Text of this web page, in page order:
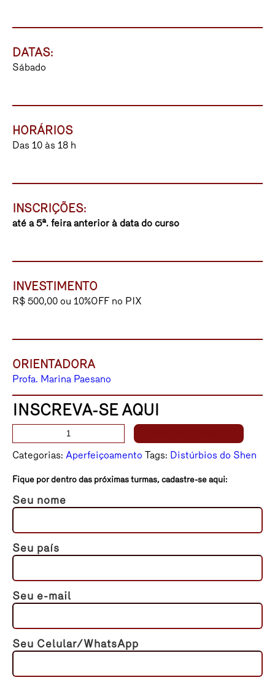
DATAS:
Sábado
HORÁRIOS
Das 10 às 18 h
INSCRIÇÕES:
até a 5ª. feira anterior à data do curso
INVESTIMENTO
R$ 500,00 ou 10%OFF no PIX
ORIENTADORA
Profa. Marina Paesano
INSCREVA-SE AQUI
do
Shen
(Mente)
e
Fitoterapia
Categorias: Aperfeiçoamento Tags: Distúrbios do Shen
Fique por dentro das próximas turmas, cadastre-se aqui:
Seu nome
Seu país
Seu e-mail
Seu Celular/WhatsApp